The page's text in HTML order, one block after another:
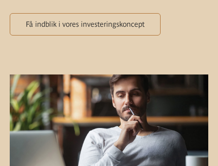
Få indblik i vores investeringskoncept